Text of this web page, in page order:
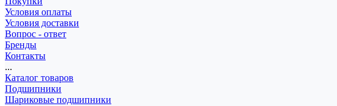
Условия оплаты
Условия доставки
Вопрос - ответ
Бренды
Контакты
...
Каталог товаров
Подшипники
Шариковые подшипники